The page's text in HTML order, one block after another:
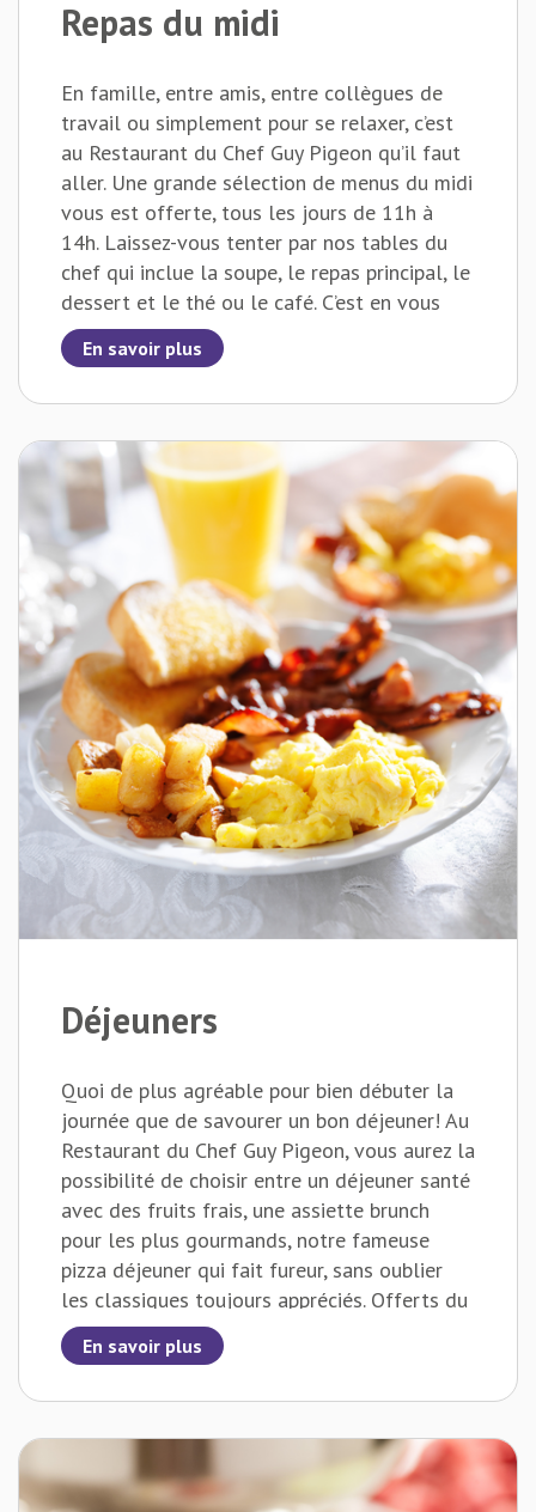
Repas du midi
En famille, entre amis, entre collègues de
travail ou simplement pour se relaxer, c’est
au Restaurant du Chef Guy Pigeon qu’il faut
aller. Une grande sélection de menus du midi
vous est offerte, tous les jours de 11h à
14h. Laissez-vous tenter par nos tables du
chef qui inclue la soupe, le repas principal, le
dessert et le thé ou le café. C’est en vous
proposant des prix abordables et un service
rapide que notre personnel courtois vous
En savoir plus
Déjeuners
Quoi de plus agréable pour bien débuter la
journée que de savourer un bon déjeuner! Au
Restaurant du Chef Guy Pigeon, vous aurez la
possibilité de choisir entre un déjeuner santé
avec des fruits frais, une assiette brunch
pour les plus gourmands, notre fameuse
pizza déjeuner qui fait fureur, sans oublier
les classiques toujours appréciés. Offerts du
lundi au vendredi de 4h à 11h, le samedi de
5h à 23h et le dimanche de 6h à 23h, nos
En savoir plus